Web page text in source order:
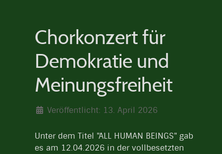
Chorkonzert für
Demokratie und
Meinungsfreiheit
Veröffentlicht: 13. April 2026
Unter dem Titel "ALL HUMAN BEINGS" gab
es am 12.04.2026 in der vollbesetzten